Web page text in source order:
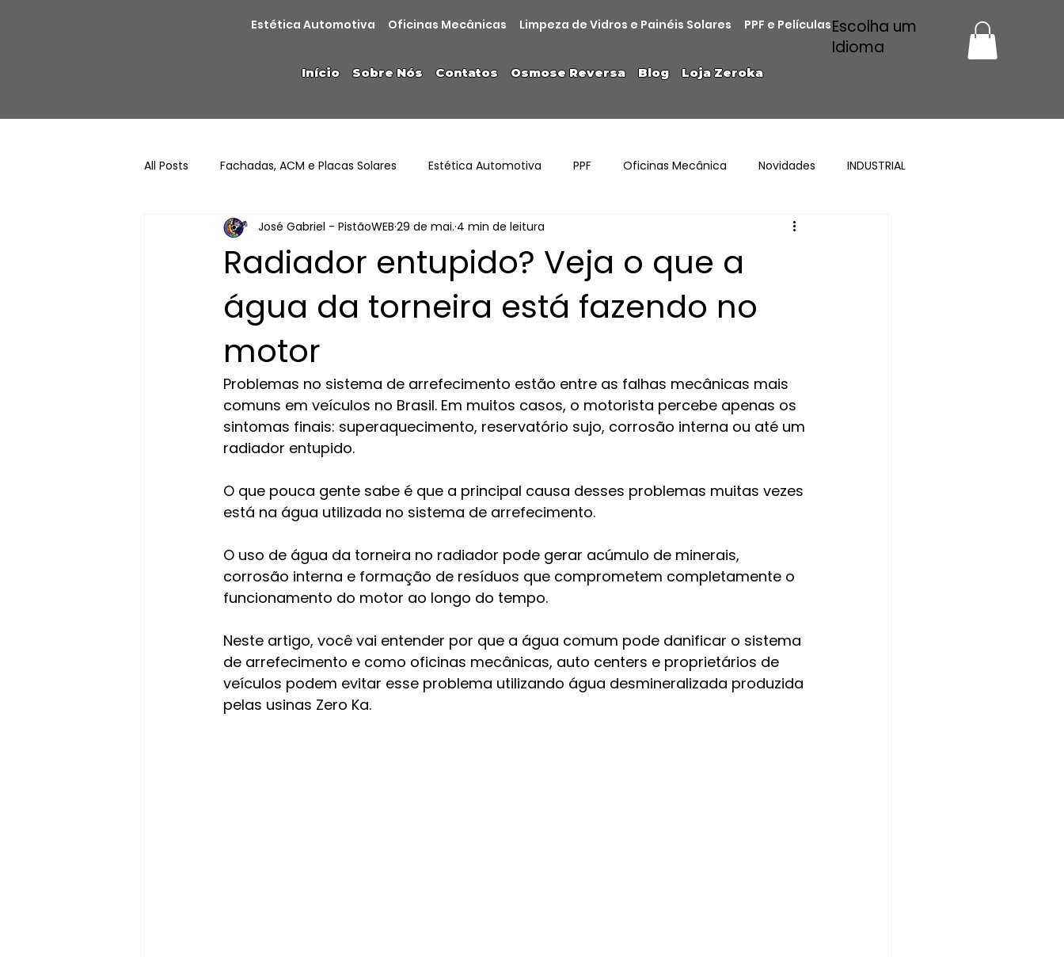
Estética Automotiva Oficinas Mecânicas Limpeza de Vidros e Painéis Solares PPF e PelículasEscolha um
Idioma
Início Sobre Nós Contatos Osmose Reversa Blog Loja Zeroka
All Posts Fachadas, ACM e Placas Solares Estética Automotiva PPF Oficinas Mecânica Novidades INDUSTRIAL
Radiador entupido? Veja o que a
água da torneira está fazendo no
motor
José Gabriel - PistãoWEB 29 de mai. 4 min de leitura
Problemas no sistema de arrefecimento estão entre as falhas mecânicas mais
comuns em veículos no Brasil. Em muitos casos, o motorista percebe apenas os
sintomas finais: superaquecimento, reservatório sujo, corrosão interna ou até um
radiador entupido.
O que pouca gente sabe é que a principal causa desses problemas muitas vezes
está na água utilizada no sistema de arrefecimento.
O uso de água da torneira no radiador pode gerar acúmulo de minerais,
corrosão interna e formação de resíduos que comprometem completamente o
funcionamento do motor ao longo do tempo.
Neste artigo, você vai entender por que a água comum pode danificar o sistema
de arrefecimento e como oficinas mecânicas, auto centers e proprietários de
veículos podem evitar esse problema utilizando água desmineralizada produzida
pelas usinas Zero Ka.